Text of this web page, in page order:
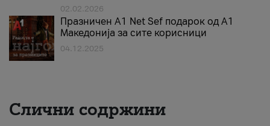
02.02.2026
Празничен A1 Net Sеf подарок од А1
Македонија за сите корисници
04.12.2025
Слични содржини